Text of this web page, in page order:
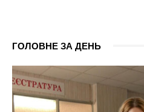
ГОЛОВНЕ ЗА ДЕНЬ